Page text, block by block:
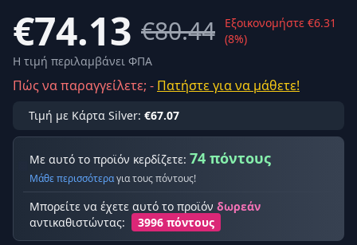
€74.13 €80.44
Εξοικονομήστε €6.31
(8%)
Η τιμή περιλαμβάνει ΦΠΑ
Πώς να παραγγείλετε; - Πατήστε για να μάθετε!
Τιμή με Κάρτα Silver: €67.07
Με αυτό το προϊόν κερδίζετε: 74 πόντους
Μάθε περισσότεραγια τους πόντους!
Μπορείτε να έχετε αυτό το προϊόν δωρεάν
αντικαθιστώντας:
3996 πόντους